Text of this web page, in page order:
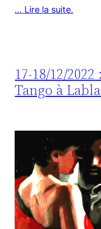
… Lire la suite.
17-18/12/2022
Tango à